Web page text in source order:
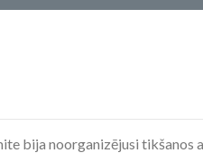
bija noorganizējusi tikšanos